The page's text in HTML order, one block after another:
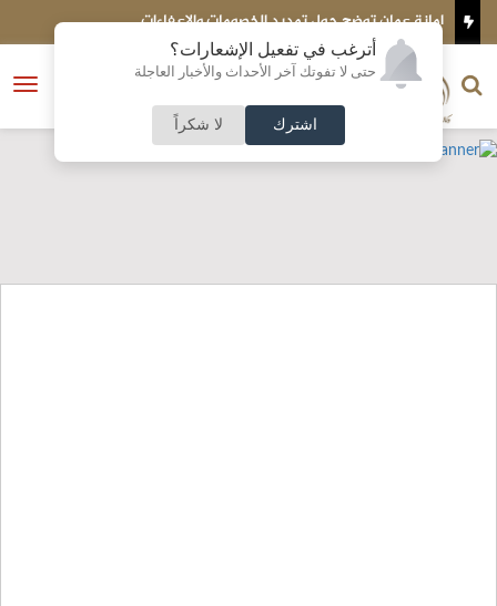
أترغب في تفعيل الإشعارات؟
حتى لا تفوتك آخر الأحداث والأخبار العاجلة
اشترك لا شكراً
امانة عمان توضح حول تمديد الخصومات والإعفاءات
فتح
الناشر و رئيس التحرير
النسخة الكاملة